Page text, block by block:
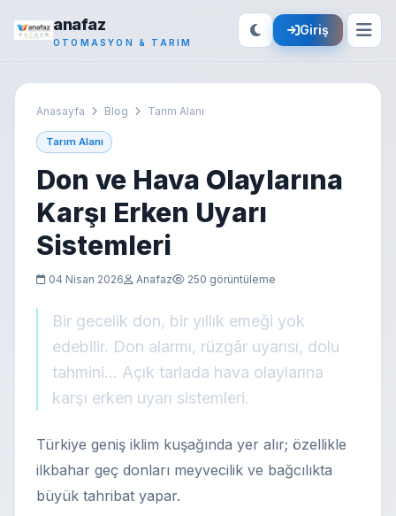
anafaz
OTOMASYON & TARIM
Giriş
Anasayfa Blog Tarım Alanı
Tarım Alanı
Don ve Hava Olaylarına
Karşı Erken Uyarı
Sistemleri
04 Nisan 2026 Anafaz 250 görüntüleme
Bir gecelik don, bir yıllık emeği yok
edebilir. Don alarmı, rüzgâr uyarısı, dolu
tahmini... Açık tarlada hava olaylarına
karşı erken uyarı sistemleri.
Türkiye geniş iklim kuşağında yer alır; özellikle
ilkbahar geç donları meyvecilik ve bağcılıkta
büyük tahribat yapar.